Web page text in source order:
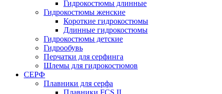
Гидрокостюмы длинные
Гидрокостюмы женские
Короткие гидрокостюмы
Длинные гидрокостюмы
Гидрокостюмы детские
Гидрообувь
Перчатки для серфинга
Шлемы для гидрокостюмов
СЕРФ
Плавники для серфа
Плавники FCS II